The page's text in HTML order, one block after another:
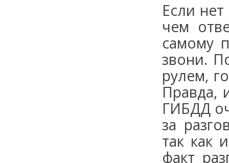
Если
чем
самому
звони.
рулем,
Правда,
ГИБДД
за
так как
факт